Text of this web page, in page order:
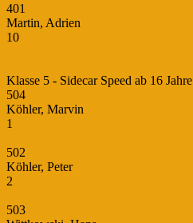
401
Martin, Adrien
10
Klasse 5 - Sidecar Speed ab 16 Jahre
504
Köhler, Marvin
1
502
Köhler, Peter
2
503